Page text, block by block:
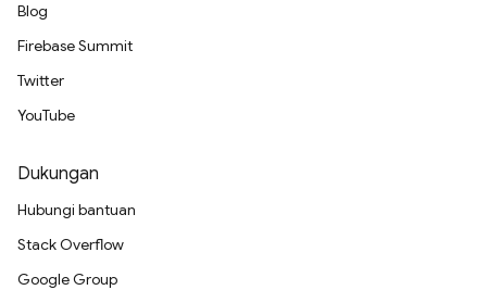
Blog
Firebase Summit
Twitter
YouTube
Dukungan
Hubungi bantuan
Stack Overflow
Google Group